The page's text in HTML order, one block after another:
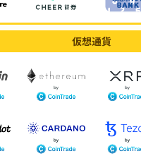
仮想通貨